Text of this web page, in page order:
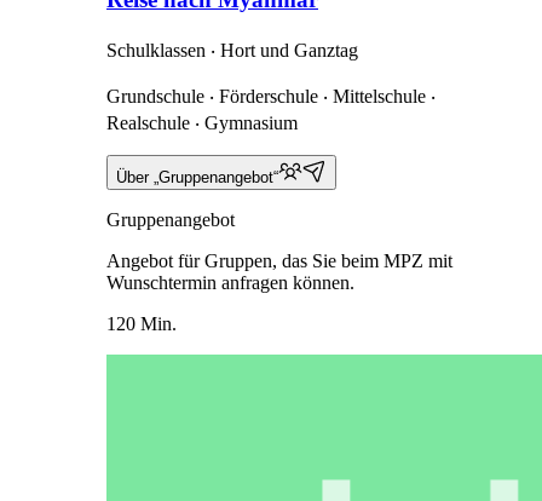
Schulklassen ‧ Hort und Ganztag
Grundschule ‧ Förderschule ‧ Mittelschule ‧
Realschule ‧ Gymnasium
Über „Gruppenangebot“
Gruppenangebot
Angebot für Gruppen, das Sie beim MPZ mit
Wunschtermin anfragen können.
120 Min.